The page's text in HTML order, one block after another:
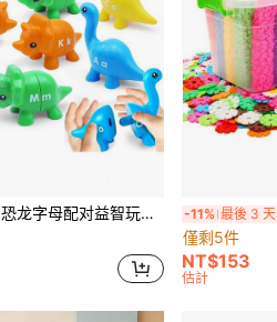
恐龙字母配对益智玩具，学前颜色识别和分类蒙特梭利学习玩具
-11% 最後 3 天
僅剩5件
NT$153
估計